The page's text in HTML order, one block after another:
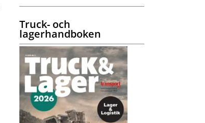
Truck- och
lagerhandboken